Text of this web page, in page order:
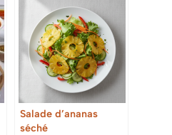
Salade d’ananas
séché